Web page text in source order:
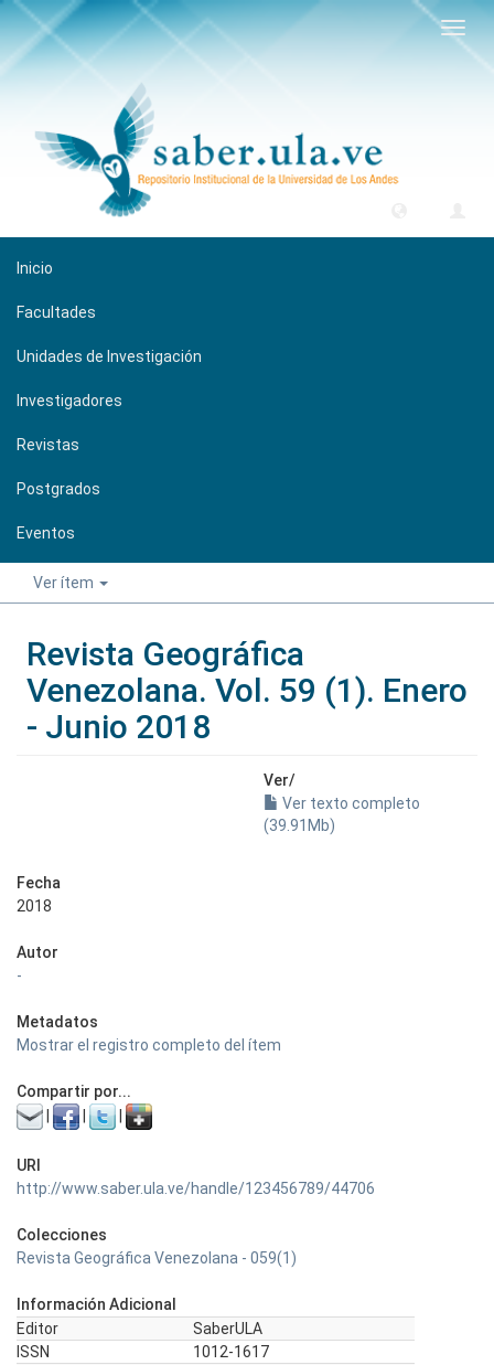
Inicio
Facultades
Unidades de Investigación
Investigadores
Revistas
Postgrados
Eventos
Ver ítem
Revista Geográfica
Venezolana. Vol. 59 (1). Enero
- Junio 2018
Ver/
Ver texto completo
(39.91Mb)
Fecha
2018
Autor
-
Metadatos
Mostrar el registro completo del ítem
Compartir por...
URI
http://www.saber.ula.ve/handle/123456789/44706
Colecciones
Revista Geográfica Venezolana - 059(1)
Información Adicional
Editor
SaberULA
ISSN
1012-1617